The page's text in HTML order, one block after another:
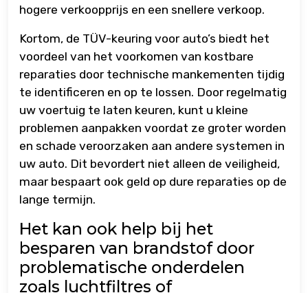
hogere verkoopprijs en een snellere verkoop.
Kortom, de TÜV-keuring voor auto’s biedt het
voordeel van het voorkomen van kostbare
reparaties door technische mankementen tijdig
te identificeren en op te lossen. Door regelmatig
uw voertuig te laten keuren, kunt u kleine
problemen aanpakken voordat ze groter worden
en schade veroorzaken aan andere systemen in
uw auto. Dit bevordert niet alleen de veiligheid,
maar bespaart ook geld op dure reparaties op de
lange termijn.
Het kan ook help bij het
besparen van brandstof door
problematische onderdelen
zoals luchtfiltres of